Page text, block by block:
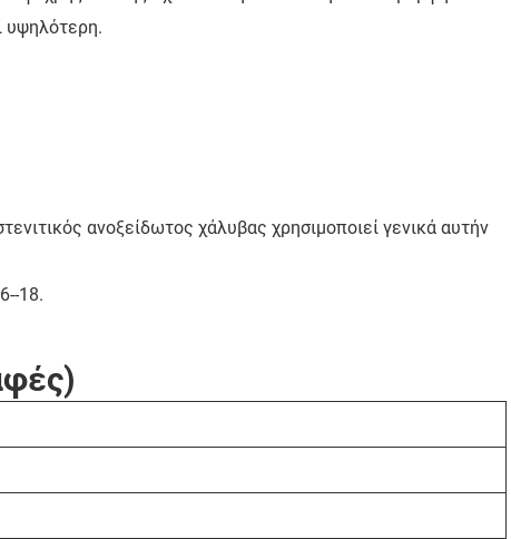
υψηλότερη.
ανοξείδωτος χάλυβας χρησιμοποιεί γενικά αυτήν
18.